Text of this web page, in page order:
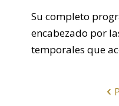
Su completo
encabezado por
temporales que